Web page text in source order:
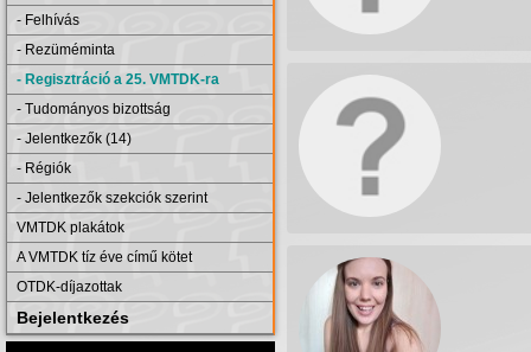
- Felhívás
- Rezüméminta
- Regisztráció a 25. VMTDK-ra
- Tudományos bizottság
- Jelentkezők (14)
- Régiók
- Jelentkezők szekciók szerint
VMTDK plakátok
A VMTDK tíz éve című kötet
OTDK-díjazottak
Bejelentkezés